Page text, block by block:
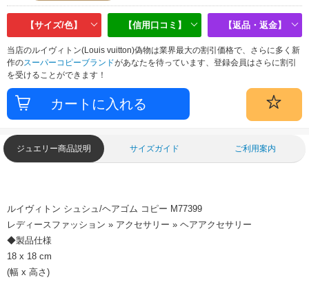
【サイズ/色】 【信用口コミ】 【返品・返金】
当店のルイヴィトン(Louis vuitton)偽物は業界最大の割引価格で、さらに多く新
作のスーパーコピーブランドがあなたを待っています、登録会員はさらに割引
を受けることができます！
ジュエリー商品説明 サイズガイド ご利用案内
ルイヴィトン シュシュ/ヘアゴム コピー M77399
レディースファッション » アクセサリー » ヘアアクセサリー
◆製品仕様
18 x 18 cm
(幅 x 高さ)